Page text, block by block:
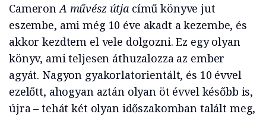
CameronA művész útja című könyve jut
eszembe, ami még 10 éve akadt a kezembe, és
akkor kezdtem el vele dolgozni. Ez egy olyan
könyv, ami teljesen áthuzalozza az ember
agyát. Nagyon gyakorlatorientált, és 10 évvel
ezelőtt, ahogyan aztán olyan öt évvel később is,
újra – tehát két olyan időszakomban talált meg,